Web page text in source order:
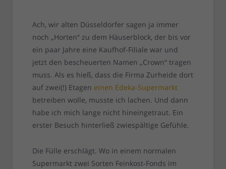
Ach, wir alten Düsseldorfer sagen ja immer
noch „Horten“ zu dem Häuserblock, der bis vor
ein paar Jahre eine Kaufhof-Filiale war und
jetzt den bescheuerten Namen „Crown“ tragen
muss. Als es hieß, dass die Firma Zurheide dort
auf zwei(!) Etagen einen Edeka-Supermarkt
betreiben wolle, musste ich lachen. Und dann
habe ich mich lange nicht hineingetraut. Ein
erster Besuch hinterließ zwiespältige Gefühle.
Die Fülle erschlägt. Wo in einem normalen
Supermarkt zwei Sorten Feinkost-Fonds im